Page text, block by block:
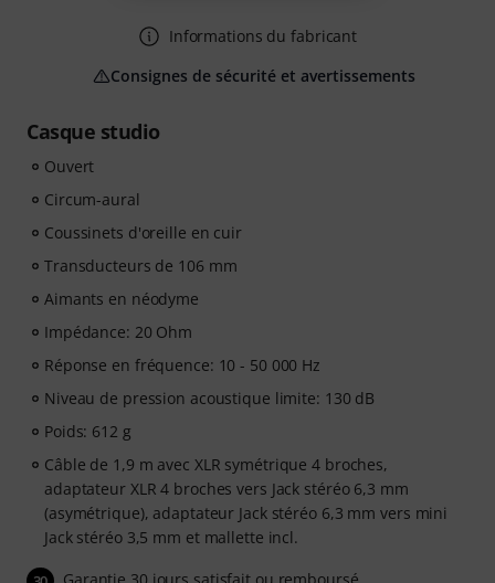
Casque studio
Ouvert
Circum-aural
Coussinets d'oreille en cuir
Transducteurs de 106 mm
Aimants en néodyme
Impédance: 20 Ohm
Réponse en fréquence: 10 - 50 000 Hz
Niveau de pression acoustique limite: 130 dB
Poids: 612 g
Câble de 1,9 m avec XLR symétrique 4 broches,
adaptateur XLR 4 broches vers Jack stéréo 6,3 mm
(asymétrique), adaptateur Jack stéréo 6,3 mm vers mini
Jack stéréo 3,5 mm et mallette incl.
Informations du fabricant
Consignes de sécurité et avertissements